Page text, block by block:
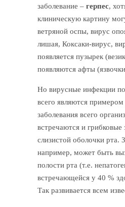
заболевание – герпес,
клиническую картину
ветряной оспы, вирус
лишая, Коксаки-вирус,
появляется пузырек
появляются афты
Но вирусные инфекции
всего являются примером
заболевания всего
встречаются и грибковые
слизистой оболочки рта.
например, может быть
полости рта (т.е.
встречающейся у 40 %
Так развивается всем